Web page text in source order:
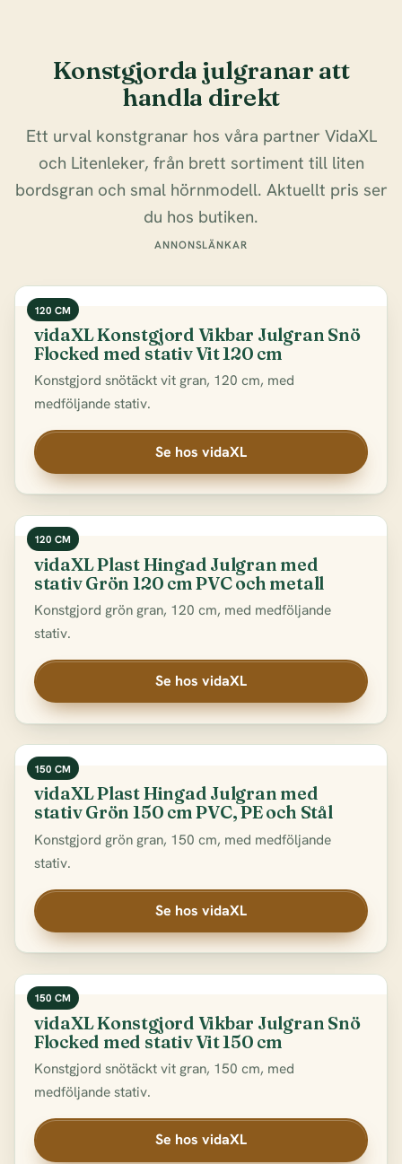
Konstgjorda julgranar att
handla direkt
Ett urval konstgranar hos våra partner VidaXL
och Litenleker, från brett sortiment till liten
bordsgran och smal hörnmodell. Aktuellt pris ser
du hos butiken.
ANNONSLÄNKAR
120 CM
vidaXL Konstgjord Vikbar Julgran Snö
Flocked med stativ Vit 120 cm
Konstgjord snötäckt vit gran, 120 cm, med
medföljande stativ.
Se hos vidaXL
120 CM
vidaXL Plast Hingad Julgran med
stativ Grön 120 cm PVC och metall
Konstgjord grön gran, 120 cm, med medföljande
stativ.
Se hos vidaXL
150 CM
vidaXL Plast Hingad Julgran med
stativ Grön 150 cm PVC, PE och Stål
Konstgjord grön gran, 150 cm, med medföljande
stativ.
Se hos vidaXL
150 CM
vidaXL Konstgjord Vikbar Julgran Snö
Flocked med stativ Vit 150 cm
Konstgjord snötäckt vit gran, 150 cm, med
medföljande stativ.
Se hos vidaXL